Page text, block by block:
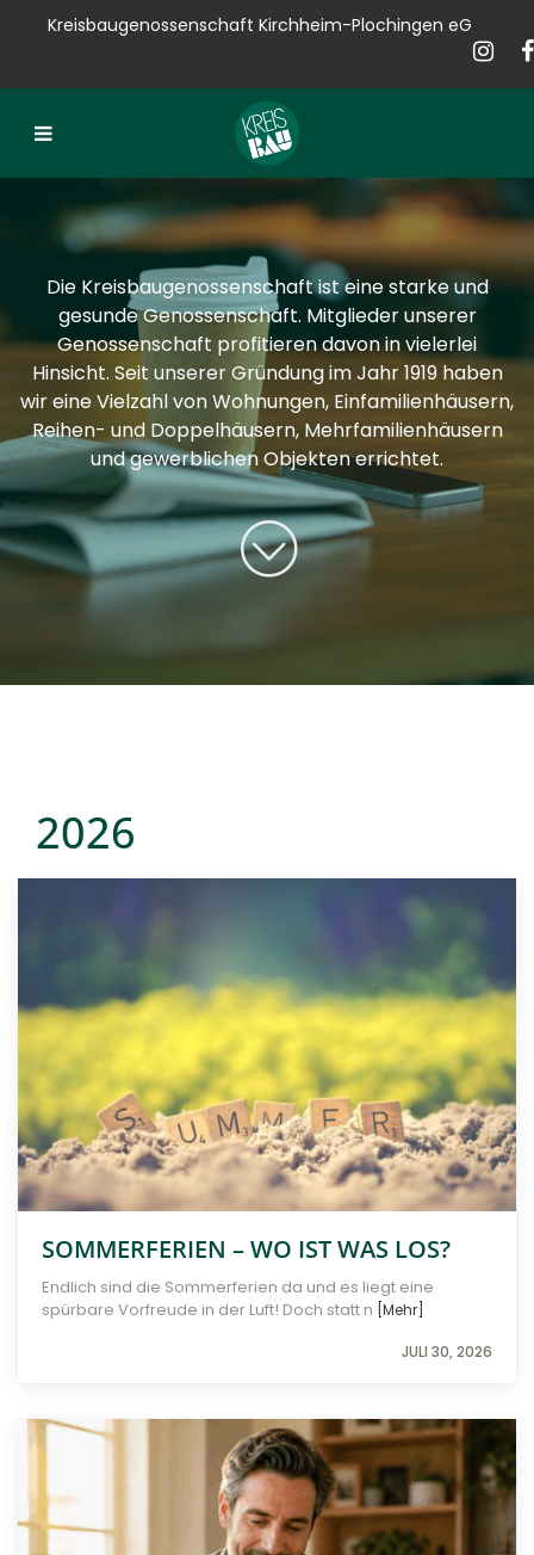
Bauen
Vermieten
Verkaufen
Hausservice
Service
News
Kontakt
Kreisbaugenossenschaft Kirchheim-Plochingen eG
Die Kreisbaugenossenschaft ist eine starke und
gesunde Genossenschaft. Mitglieder unserer
Genossenschaft profitieren davon in vielerlei
Hinsicht. Seit unserer Gründung im Jahr 1919 haben
wir eine Vielzahl von Wohnungen, Einfamilienhäusern,
Reihen- und Doppelhäusern, Mehrfamilienhäusern
und gewerblichen Objekten errichtet.
2026
SOMMERFERIEN – WO IST WAS LOS?
Endlich sind die Sommerferien da und es liegt eine
spürbare Vorfreude in der Luft! Doch statt n [Mehr]
JULI 30, 2026